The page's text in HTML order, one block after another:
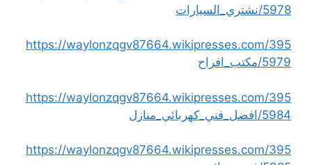
5978/نشتري_السيارات
https://waylonzqgv87664.wikipresses.com/395
5979/مكتب_افراح
https://waylonzqgv87664.wikipresses.com/395
5984/افضل_فني_كهربائي_منازل
https://waylonzqgv87664.wikipresses.com/395